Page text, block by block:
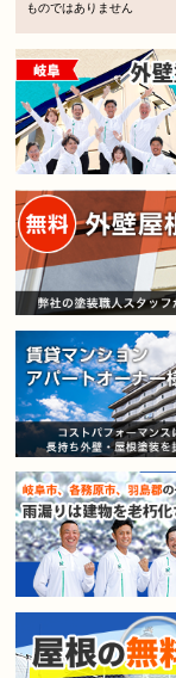
ものではありません